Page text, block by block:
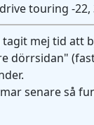
touring -22,
tagit mej tid att
dörrsidan"
senare så